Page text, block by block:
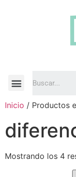
Inicio / Productos
Mostrando los 4